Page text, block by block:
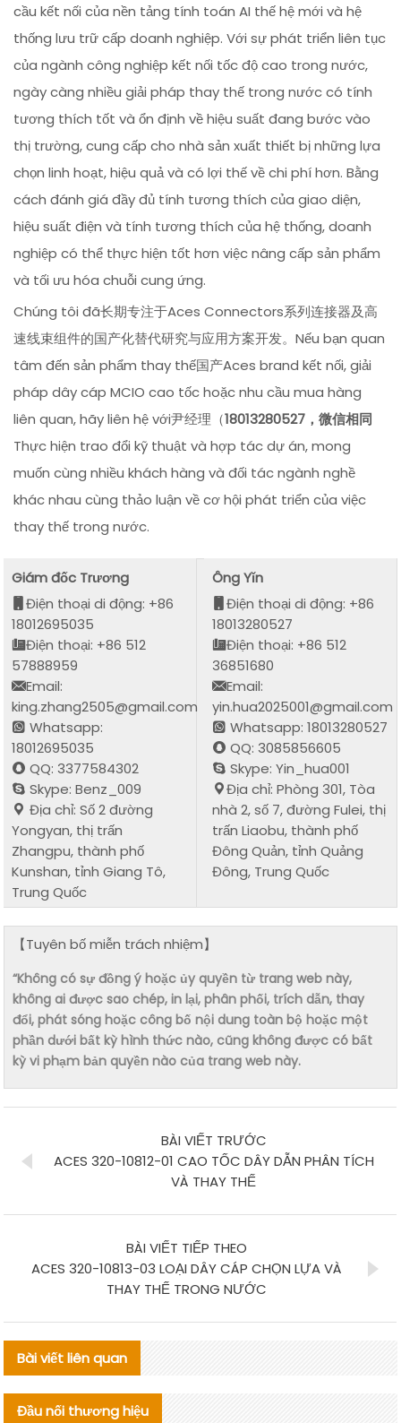
cầu kết nối của nền tảng tính toán AI thế hệ mới và hệ
thống lưu trữ cấp doanh nghiệp. Với sự phát triển liên tục
của ngành công nghiệp kết nối tốc độ cao trong nước,
ngày càng nhiều giải pháp thay thế trong nước có tính
tương thích tốt và ổn định về hiệu suất đang bước vào
thị trường, cung cấp cho nhà sản xuất thiết bị những lựa
chọn linh hoạt, hiệu quả và có lợi thế về chi phí hơn. Bằng
cách đánh giá đầy đủ tính tương thích của giao diện,
hiệu suất điện và tính tương thích của hệ thống, doanh
nghiệp có thể thực hiện tốt hơn việc nâng cấp sản phẩm
và tối ưu hóa chuỗi cung ứng.
Chúng tôi đã长期专注于Aces Connectors系列连接器及高
速线束组件的国产化替代研究与应用方案开发。Nếu bạn quan
tâm đến sản phẩm thay thế国产Aces brand kết nối, giải
pháp dây cáp MCIO cao tốc hoặc nhu cầu mua hàng
liên quan, hãy liên hệ với尹经理（18013280527，微信相同
Thực hiện trao đổi kỹ thuật và hợp tác dự án, mong
muốn cùng nhiều khách hàng và đối tác ngành nghề
khác nhau cùng thảo luận về cơ hội phát triển của việc
thay thế trong nước.
Giám đốc Trương
Điện thoại di động: +86
18012695035
Điện thoại: +86 512
57888959
Email:
king.zhang2505@gmail.com
Whatsapp:
18012695035
QQ: 3377584302
Skype: Benz_009
Địa chỉ: Số 2 đường
Yongyan, thị trấn
Zhangpu, thành phố
Kunshan, tỉnh Giang Tô,
Trung Quốc
Ông Yǐn
Điện thoại di động: +86
18013280527
Điện thoại: +86 512
36851680
Email:
yin.hua2025001@gmail.com
Whatsapp: 18013280527
QQ: 3085856605
Skype: Yin_hua001
Địa chỉ: Phòng 301, Tòa
nhà 2, số 7, đường Fulei, thị
trấn Liaobu, thành phố
Đông Quản, tỉnh Quảng
Đông, Trung Quốc
【Tuyên bố miễn trách nhiệm】
“Không có sự đồng ý hoặc ủy quyền từ trang web này,
không ai được sao chép, in lại, phân phối, trích dẫn, thay
đổi, phát sóng hoặc công bố nội dung toàn bộ hoặc một
phần dưới bất kỳ hình thức nào, cũng không được có bất
kỳ vi phạm bản quyền nào của trang web này.
BÀI VIẾT TRƯỚC
ACES 320-10812-01 CAO TỐC DÂY DẪN PHÂN TÍCH
VÀ THAY THẾ
BÀI VIẾT TIẾP THEO
ACES 320-10813-03 LOẠI DÂY CÁP CHỌN LỰA VÀ
THAY THẾ TRONG NƯỚC
Bài viết liên quan
Đầu nối thương hiệu